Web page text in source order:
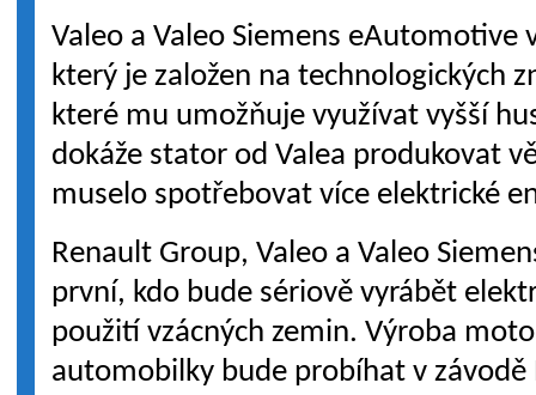
Valeo a Valeo Siemens eAutomotive
který je založen na technologických
které mu umožňuje využívat vyšší
dokáže stator od Valea produkovat
muselo spotřebovat více elektrické
Renault Group, Valeo a Valeo
první, kdo bude sériově vyrábět
použití vzácných zemin. Výroba
automobilky bude probíhat v závodě